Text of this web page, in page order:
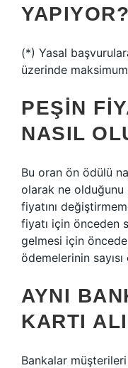
YAPIYOR?
(*) Yasal
üzerinde
PEŞIN
NASIL
Bu oran ön ödülü
olarak ne olduğunu
fiyatını
fiyatı için önceden
gelmesi için
ödemelerinin
AYNI
KARTI
Bankalar